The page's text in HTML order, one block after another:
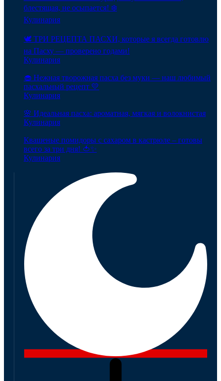
блестящая, не осыпается! ❄️
Кулинария
🕊️ ТРИ РЕЦЕПТА ПАСХИ, которые я всегда готовлю
на Пасху — проверено годами!
Кулинария
🧁 Нежная творожная пасха без муки — наш любимый
пасхальный рецепт 💛
Кулинария
🌸 Идеальная пасха: ароматная, мягкая и волокнистая
Кулинария
Квашеные помидоры с сахаром в кастрюле – готовы
всего за три дня! 🍅✨
Кулинария